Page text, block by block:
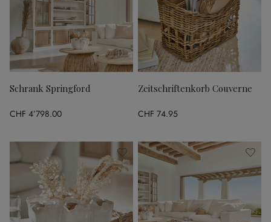
Schrank Springford
CHF 4’798.00
Zeitschriftenkorb Couverne
CHF 74.95